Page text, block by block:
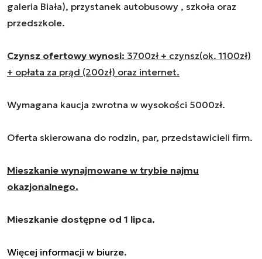
galeria Biała), przystanek autobusowy , szkoła oraz
przedszkole.
Czynsz ofertowy wynosi: 3700zł + czynsz(ok. 1100zł)
+ opłata za prąd (200zł) oraz internet.
Wymagana kaucja zwrotna w wysokości 5000zł.
Oferta skierowana do rodzin, par, przedstawicieli firm.
Mieszkanie wynajmowane w trybie najmu
okazjonalnego.
Mieszkanie dostępne od 1 lipca.
Więcej informacji w biurze.